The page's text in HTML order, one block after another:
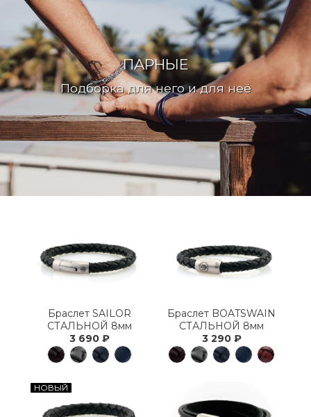
ПАРНЫЕ
Подборка для него и для неё
Браслет SAILOR
СТАЛЬНОЙ 8мм
3 690 ₽
Браслет BOATSWAIN
СТАЛЬНОЙ 8мм
3 290 ₽
НОВЫЙ